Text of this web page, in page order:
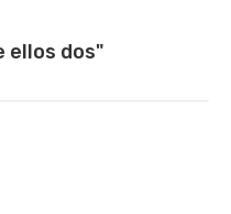
ellos dos"